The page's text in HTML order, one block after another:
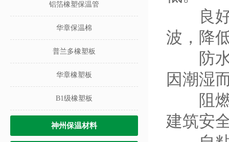
铝箔橡塑保温管
华章保温棉
普兰多橡塑板
华章橡塑板
B1级橡塑板
神州保温材料
良好
波，降
防水
因潮湿
阻燃
建筑安